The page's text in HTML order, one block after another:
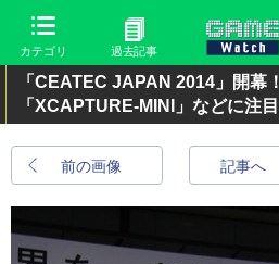
カテゴリ 過去記事
「CEATEC JAPAN 2014」開幕
「XCAPTURE-MINI」などに注
前の画像 記事へ